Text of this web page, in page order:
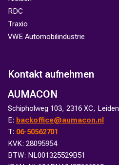
RDC
Traxio
VWE Automobilindustrie
Kontakt aufnehmen
AUMACON
Schipholweg 103, 2316 XC, Leiden
E: backoffice@aumacon.nl
T: 06-50562701
KVK: 28095954
BTW: NL001325529B51